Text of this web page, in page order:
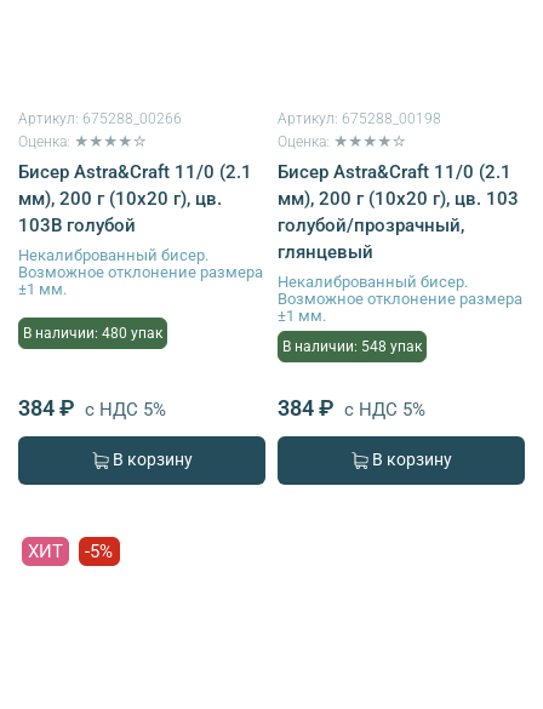
Артикул: 675288_00266
Оценка: ★★★★☆
Бисер Astra&Craft 11/0 (2.1
мм), 200 г (10х20 г), цв.
103В голубой
Некалиброванный бисер.
Возможное отклонение размера
±1 мм.
В наличии: 480 упак
384 ₽ с НДС 5%
В корзину
Артикул: 675288_00198
Оценка: ★★★★☆
Бисер Astra&Craft 11/0 (2.1
мм), 200 г (10х20 г), цв. 103
голубой/прозрачный,
глянцевый
Некалиброванный бисер.
Возможное отклонение размера
±1 мм.
В наличии: 548 упак
384 ₽ с НДС 5%
В корзину
ХИТ -5%